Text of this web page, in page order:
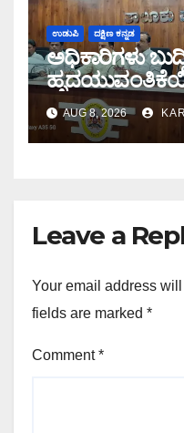
ಉಡುಪಿ ದಕ್ಷಿಣ ಕನ್ನಡ
ಅಧಿಕಾರಿಗಳು
ಮಾಡಬೇಕು:
ಅಧಿಕಾರಿಗಳಿಗೆ
ಖಾದರ್
AUG 8, 2026
Leave a
Your email address
fields are marked *
Comment*